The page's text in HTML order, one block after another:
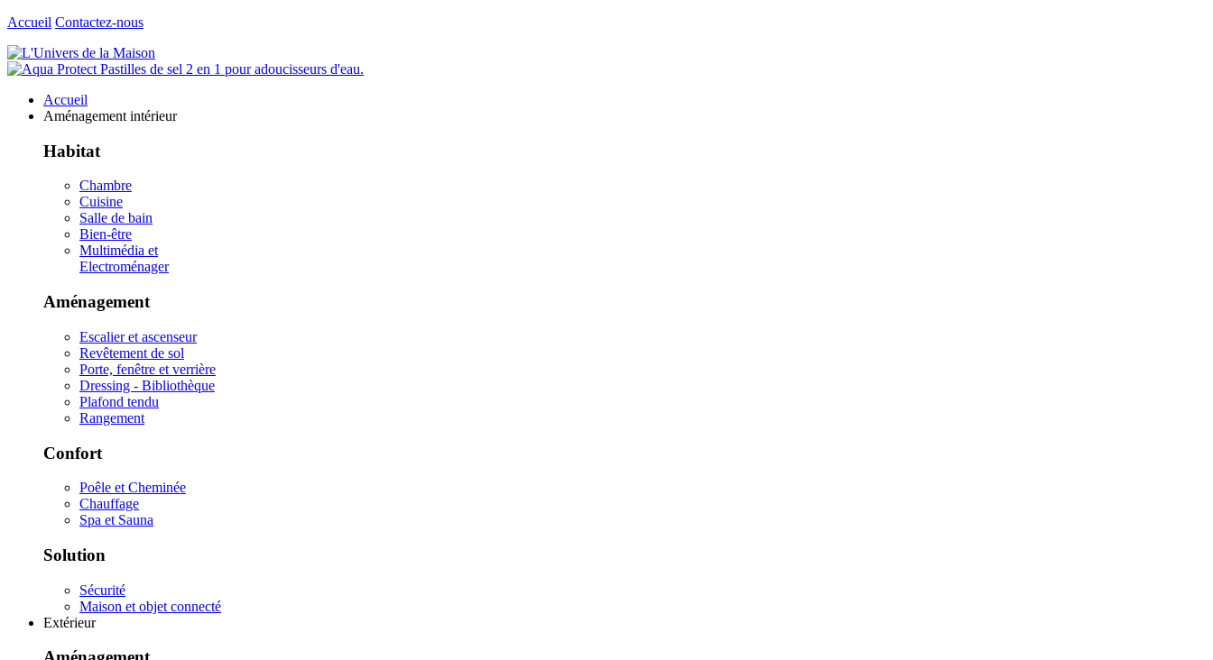
Accueil Contactez-nous
Accueil
Aménagement intérieur
Habitat
Chambre
Cuisine
Salle de bain
Bien-être
Multimédia et
Electroménager
Aménagement
Escalier et ascenseur
Revêtement de sol
Porte, fenêtre et verrière
Dressing - Bibliothèque
Plafond tendu
Rangement
Confort
Poêle et Cheminée
Chauffage
Spa et Sauna
Solution
Sécurité
Maison et objet connecté
Extérieur